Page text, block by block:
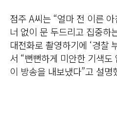
점주 A씨는 “얼마 전 이른
너 없이 문 두드리고 집중하
대전화로 촬영하기에 ‘경찰
서 “뻔뻔하게 미안한 기색
이 방송을 내보냈다”고 설명